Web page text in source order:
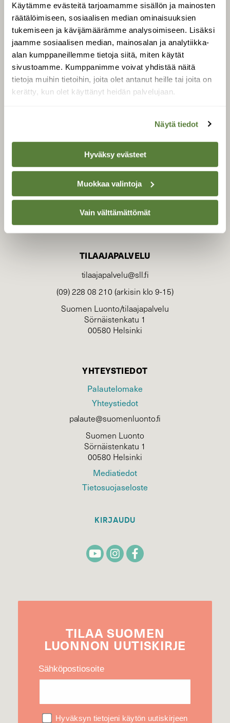
Käytämme evästeitä tarjoamamme sisällön ja mainosten
räätälöimiseen, sosiaalisen median ominaisuuksien
tukemiseen ja kävijämäärämme analysoimiseen. Lisäksi
jaamme sosiaalisen median, mainosalan ja analytiikka-
alan kumppaneillemme tietoja siitä, miten käytät
sivustoamme. Kumppanimme voivat yhdistää näitä
tietoja muihin tietoihin, joita olet antanut heille tai joita on
kerätty, kun olet käyttänyt heidän palvelujaan.
Näytä tiedot
Hyväksy evästeet
Muokkaa valintoja
Vain välttämättömät
Äänestä parasta juttua
Tilaa uutiskirje
SUOMEN LUONNON­
SUOJELU­LIITTO
Suomen Luonto -lehden
luonnonsuojelu­liitto.
TILAAJAPALVELU
tilaajapalvelu@sll.fi
(09) 228 08 210 (arkisin klo 9-15)
Suomen Luonto/tilaajapalvelu
Sörnäistenkatu 1
00580 Helsinki
YHTEYSTIEDOT
Palautelomake
Yhteystiedot
palaute@suomenluonto.fi
Suomen Luonto
Sörnäistenkatu 1
00580 Helsinki
Mediatiedot
Tietosuojaseloste
KIRJAUDU
TILAA SUOMEN
LUONNON UUTIS­KIRJE
Sähköpostiosoite
Hyväksyn tietojeni käytön uutiskirjeen